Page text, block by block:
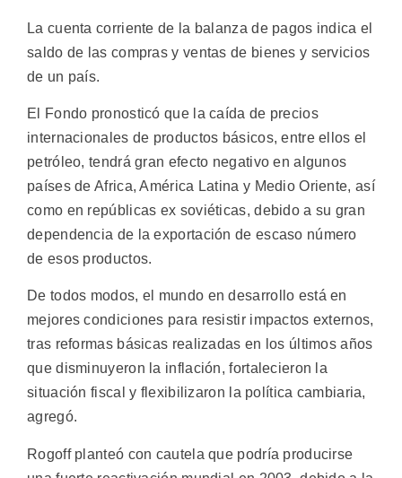
La cuenta corriente de la balanza de pagos indica el
saldo de las compras y ventas de bienes y servicios
de un país.
El Fondo pronosticó que la caída de precios
internacionales de productos básicos, entre ellos el
petróleo, tendrá gran efecto negativo en algunos
países de Africa, América Latina y Medio Oriente, así
como en repúblicas ex soviéticas, debido a su gran
dependencia de la exportación de escaso número
de esos productos.
De todos modos, el mundo en desarrollo está en
mejores condiciones para resistir impactos externos,
tras reformas básicas realizadas en los últimos años
que disminuyeron la inflación, fortalecieron la
situación fiscal y flexibilizaron la política cambiaria,
agregó.
Rogoff planteó con cautela que podría producirse